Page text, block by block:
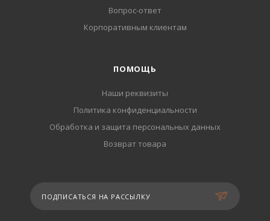
Вопрос-ответ
Корпоративным клиентам
ПОМОЩЬ
Наши реквизиты
Политика конфиденциальности
Обработка и защита персональных данных
Возврат товара
ПОДПИСАТЬСЯ НА РАССЫЛКУ